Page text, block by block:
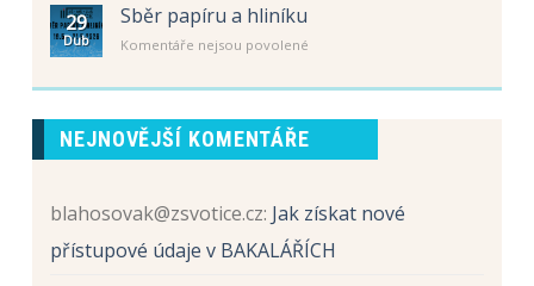
žáků
prvních
tříd
29
Dub
Sběr papíru a hliníku
Komentáře nejsou povolené
s
Sběr
papíru
a
NEJNOVĚJŠÍ KOMENTÁŘE
blahosovak@zsvotice.cz: Jak získat nové
přístupové údaje v BAKALÁŘÍCH